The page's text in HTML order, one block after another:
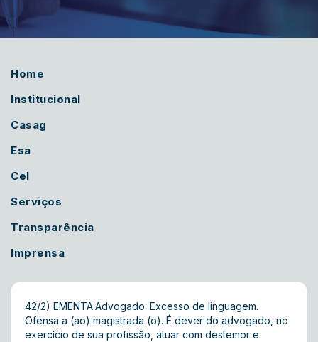
Home
Institucional
Casag
Esa
Cel
Serviços
Transparência
Imprensa
42/2) EMENTA:Advogado. Excesso de linguagem.
Ofensa a (ao) magistrada (o). É dever do advogado, no
exercício de sua profissão, atuar com destemor e